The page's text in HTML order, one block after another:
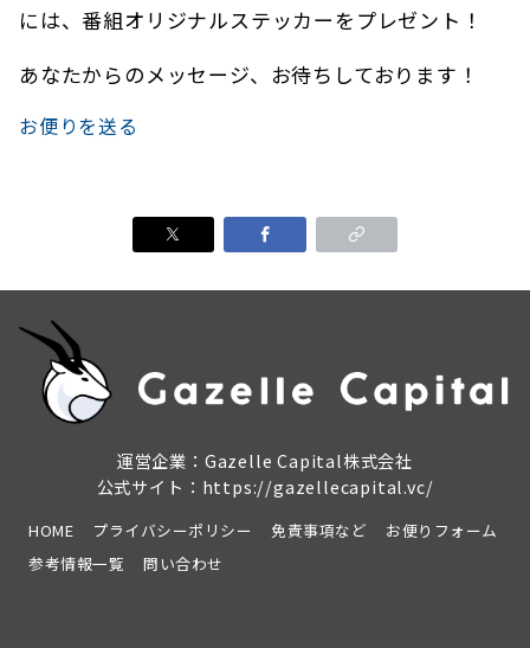
には、番組オリジナルステッカーをプレゼント！
あなたからのメッセージ、お待ちしております！
お便りを送る
運営企業：Gazelle Capital株式会社
公式サイト： https://gazellecapital.vc/
HOME プライバシーポリシー 免責事項など
お便りフォーム
参考情報一覧
問い合わせ